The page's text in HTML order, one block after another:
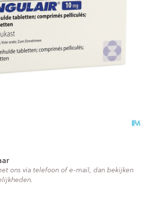
ons via telefoon of e-mail, dan bekijken